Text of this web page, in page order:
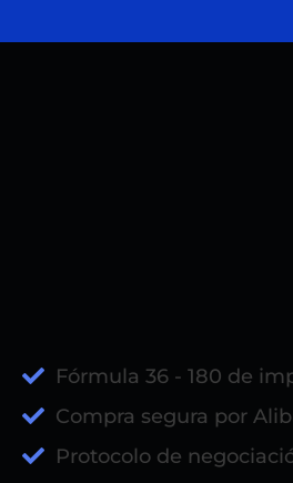
Fórmula 36 - 180 de
Compra segura por
Protocolo de